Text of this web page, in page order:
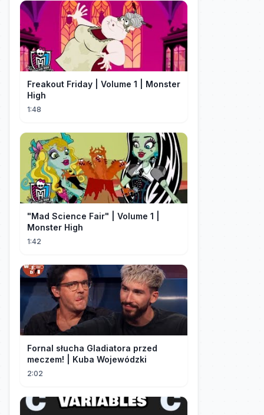
Freakout Friday | Volume 1 | Monster
High
1:48
"Mad Science Fair" | Volume 1 |
Monster High
1:42
Fornal słucha Gladiatora przed
meczem! | Kuba Wojewódzki
2:02